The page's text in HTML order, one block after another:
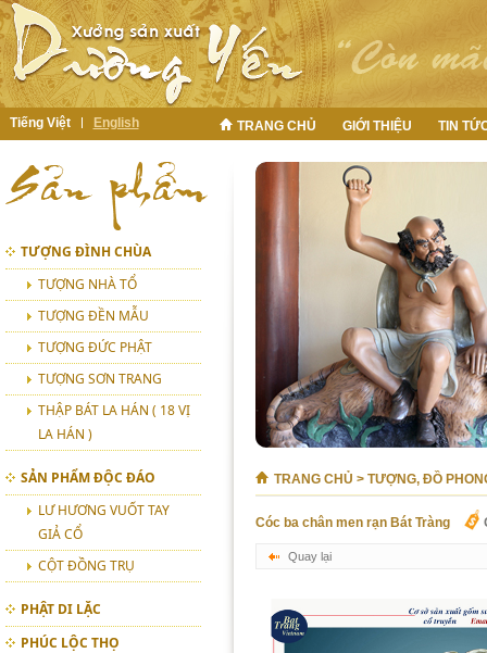
TRANG CHỦ GIỚI THIỆU TIN
Tiếng Việt English
TƯỢNG ĐÌNH CHÙA
TƯỢNG NHÀ TỔ
TƯỢNG ĐỀN MẪU
TƯỢNG ĐỨC PHẬT
TƯỢNG SƠN TRANG
THẬP BÁT LA HÁN ( 18 VỊ
LA HÁN )
SẢN PHẨM ĐỘC ĐÁO
LƯ HƯƠNG VUỐT TAY
GIẢ CỔ
CỘT ĐỒNG TRỤ
PHẬT DI LẶC
PHÚC LỘC THỌ
TRANG CHỦ > TƯỢNG, ĐỒ
Cóc ba chân men rạn Bát Tràng
Quay lại